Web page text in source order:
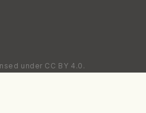
under CC BY 4.0.